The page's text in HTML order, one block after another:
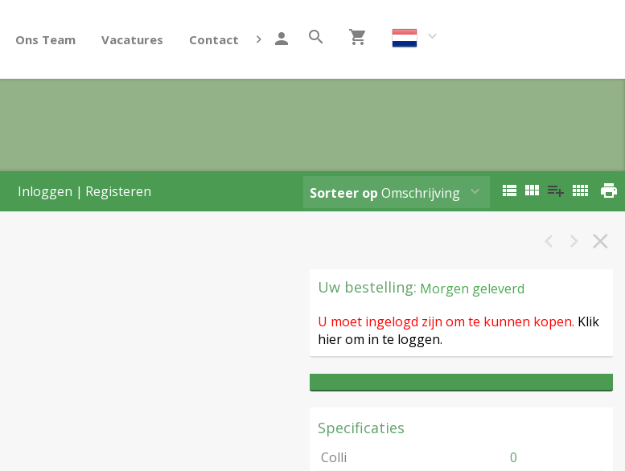
Ons Team Vacatures Contact Klant worden
Inloggen | Registeren Sorteer op Omschrijving
Uw bestelling: Morgen geleverd
U moet ingelogd zijn om te kunnen kopen. Klik
hier om in te loggen.
Specificaties
Colli
0